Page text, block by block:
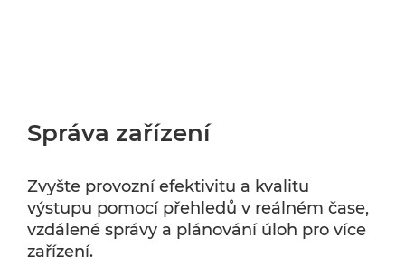
Správa zařízení
Zvyšte provozní efektivitu a kvalitu
výstupu pomocí přehledů v reálném čase,
vzdálené správy a plánování úloh pro více
zařízení.